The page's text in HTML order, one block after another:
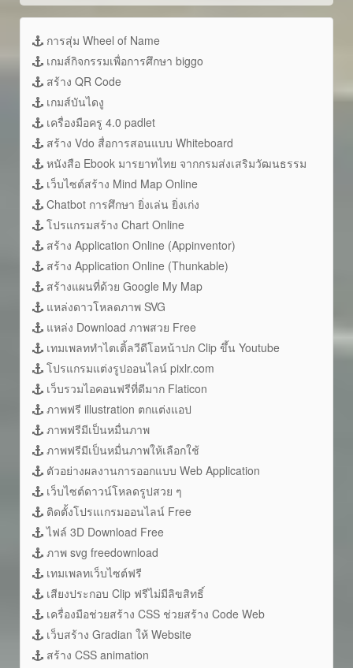
การสุ่ม Wheel of Name
เกมส์กิจกรรมเพื่อการศึกษา biggo
สร้าง QR Code
เกมส์บันไดงู
เครื่องมือครู 4.0 padlet
สร้าง Vdo สื่อการสอนแบบ Whiteboard
หนังสือ Ebook มารยาทไทย จากกรมส่งเสริมวัฒนธรรม
เว็บไซต์สร้าง Mind Map Online
Chatbot การศึกษา ยิ่งเล่น ยิ่งเก่ง
โปรแกรมสร้าง Chart Online
สร้าง Application Online (Appinventor)
สร้าง Application Online (Thunkable)
สร้างแผนที่ด้วย Google My Map
แหล่งดาวโหลดภาพ SVG
แหล่ง Download ภาพสวย Free
เทมเพลททำไตเติ้ลวีดีโอหน้าปก Clip ขึ้น Youtube
โปรแกรมแต่งรูปออนไลน์ pixlr.com
เว็บรวมไอคอนฟรีที่ดีมาก Flaticon
ภาพฟรี illustration ตกแต่งแอป
ภาพฟรีมีเป็นหมื่นภาพ
ภาพฟรีมีเป็นหมื่นภาพให้เลือกใช้
ตัวอย่างผลงานการออกแบบ Web Application
เว็บไซต์ดาวน์โหลดรูปสวย ๆ
ติดตั้งโปรแเกรมออนไลน์ Free
ไฟล์ 3D Download Free
ภาพ svg freedownload
เทมเพลทเว็บไซต์ฟรี
เสียงประกอบ Clip ฟรีไม่มีลิขสิทธิ์
เครื่องมือช่วยสร้าง CSS ช่วยสร้าง Code Web
เว็บสร้าง Gradian ให้ Website
สร้าง CSS animation